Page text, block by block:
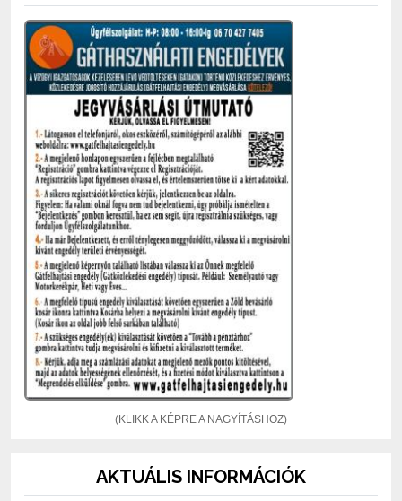
(KLIKK A KÉPRE A NAGYÍTÁSHOZ)
AKTUÁLIS INFORMÁCIÓK